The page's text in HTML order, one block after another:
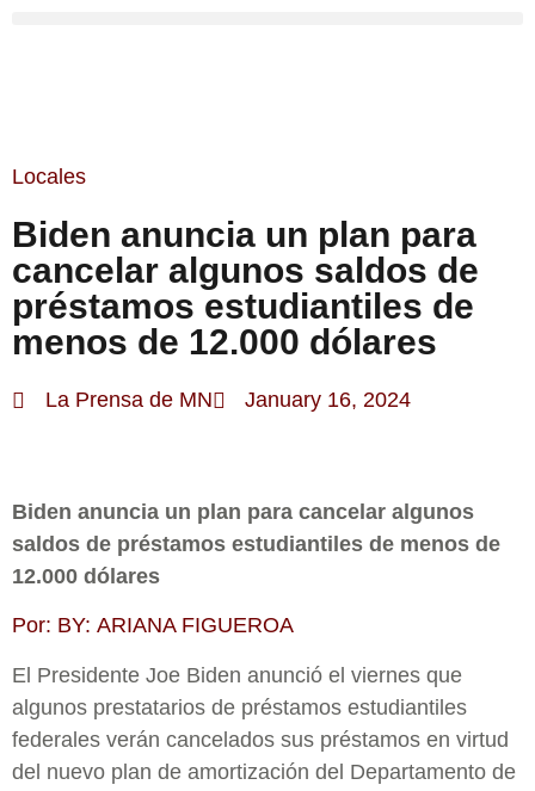
Locales
Biden anuncia un plan para
cancelar algunos saldos de
préstamos estudiantiles de
menos de 12.000 dólares
La Prensa de MN January 16, 2024
Biden anuncia un plan para cancelar algunos
saldos de préstamos estudiantiles de menos de
12.000 dólares
Por: BY: ARIANA FIGUEROA
El Presidente Joe Biden anunció el viernes que
algunos prestatarios de préstamos estudiantiles
federales verán cancelados sus préstamos en virtud
del nuevo plan de amortización del Departamento de